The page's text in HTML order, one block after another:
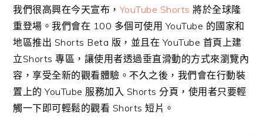
我們很高興在今天宣布，YouTube Shorts 將於全球隆
重登場。我們會在 100 多個可使用 YouTube 的國家和
地區推出 Shorts Beta 版，並且在 YouTube 首頁上建
立Shorts 專區，讓使用者透過垂直滑動的方式來瀏覽內
容，享受全新的觀看體驗。不久之後，我們會在行動裝
置上的 YouTube 服務加入 Shorts 分頁，使用者只要輕
觸一下即可輕鬆的觀看 Shorts 短片。